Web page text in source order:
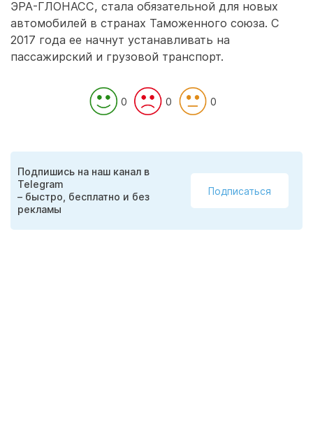
ЭРА-ГЛОНАСС, стала обязательной для новых
автомобилей в странах Таможенного союза. С
2017 года ее начнут устанавливать на
пассажирский и грузовой транспорт.
0 0 0
Подпишись на наш канал в
Telegram
– быстро, бесплатно и без
рекламы
Подписаться